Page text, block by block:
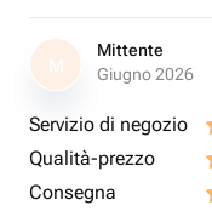
M
Mittente
Giugno 2026
Servizio di negozio
Qualità-prezzo
Consegna